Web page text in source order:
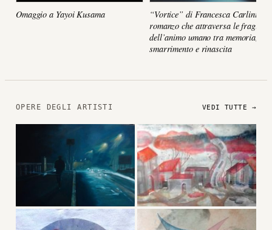
Omaggio a Yayoi Kusama
“Vortice” di Francesca Carlini, un
romanzo che attraversa le fragilità
dell’animo umano tra memoria,
smarrimento e rinascita
OPERE DEGLI ARTISTI VEDI TUTTE →